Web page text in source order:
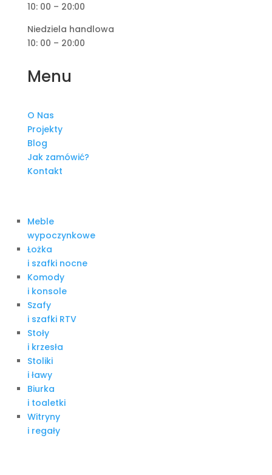
10: 00 – 20:00
Niedziela handlowa
10: 00 – 20:00
Menu
O Nas
Projekty
Blog
Jak zamówić?
Kontakt
Meble
wypoczynkowe
Łożka
i szafki nocne
Komody
i konsole
Szafy
i szafki RTV
Stoły
i krzesła
Stoliki
i ławy
Biurka
i toaletki
Witryny
i regały